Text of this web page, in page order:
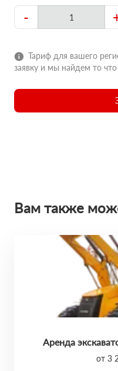
-
Тариф для вашего
заявку и мы найдем то что
Вам также
Аренда
от 3